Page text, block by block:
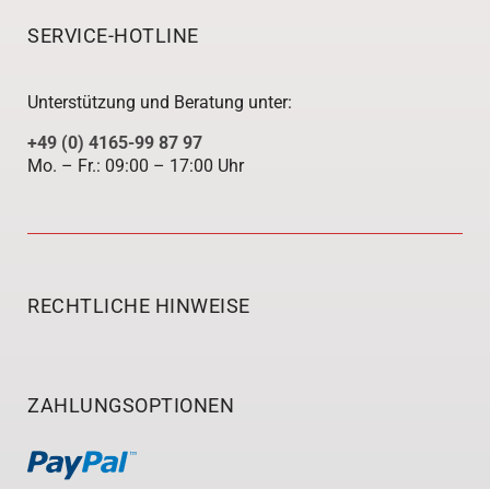
SERVICE-HOTLINE
Unterstützung und Beratung unter:
+49 (0) 4165-99 87 97
Mo. – Fr.: 09:00 – 17:00 Uhr
ZAHLUNGSOPTIONEN
RECHTLICHE HINWEISE